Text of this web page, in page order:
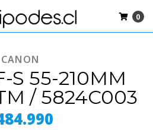
0
CANON
S 55-210MM
/ 5824C003